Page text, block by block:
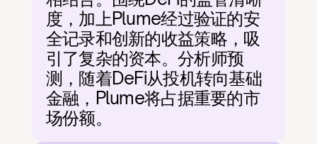
度，加上Plume经过验证的安
全记录和创新的收益策略，吸
引了复杂的资本。分析师预
测，随着DeFi从投机转向基础
金融，Plume将占据重要的市
场份额。